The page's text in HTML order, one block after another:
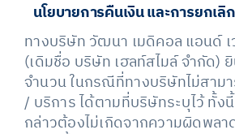
นโยบายการคืนเงินและการยกเลิ
ทางบริษัท วัฒนา เมดิคอล แอนด์
(เดิมชื่อ บริษัท เฮลท์สไมล์ จำกัด)
จำนวน ในกรณีที่ทางบริษัทไม่สาม
/ บริการ ได้ตามที่บริษัทระบุไว้ ทั้
กล่าวต้องไม่เกิดจากความผิดพล